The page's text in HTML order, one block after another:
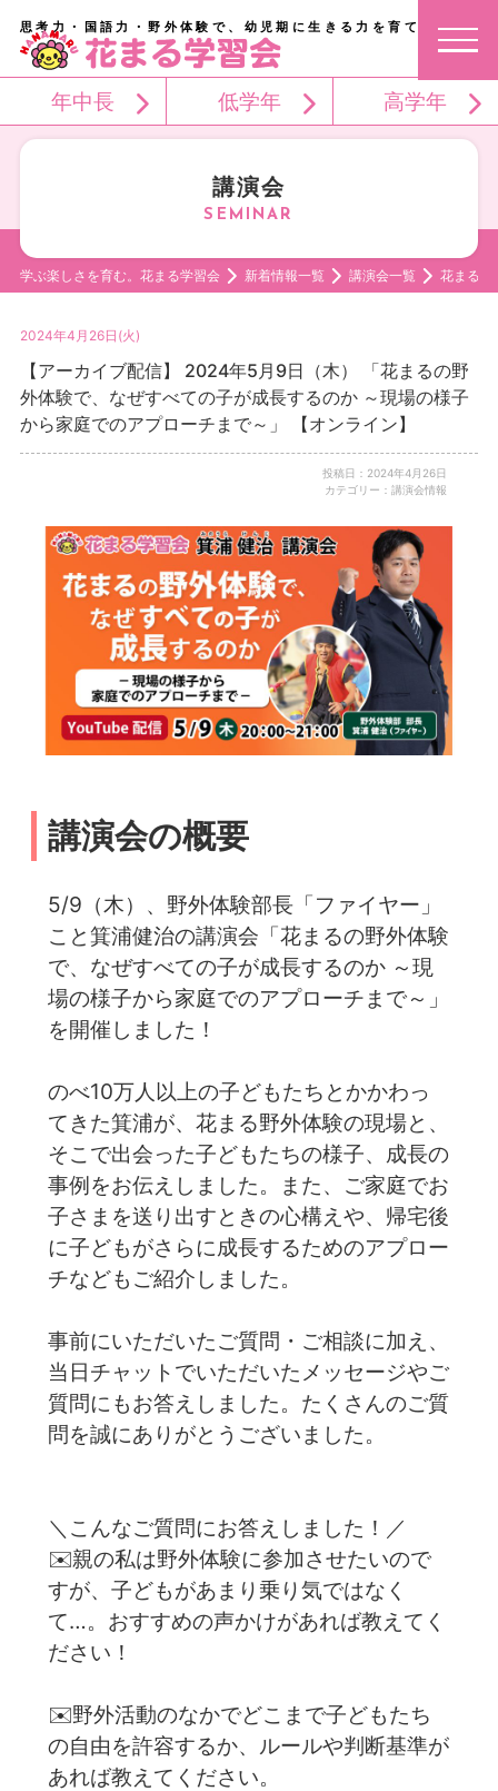
思考力・国語力・野外体験で、幼児期に生きる力を育てる。
年中長 低学年 高学年
講演会
学ぶ楽しさを育む。花まる学習会 新着情報一覧 講演会一覧 花まるの
2024年4月26日(火)
【アーカイブ配信】 2024年5月9日（木） 「花まるの野
外体験で、なぜすべての子が成長するのか ～現場の様子
から家庭でのアプローチまで～」 【オンライン】
投稿日：2024年4月26日
カテゴリー：講演会情報
講演会の概要
5/9（木）、野外体験部長「ファイヤー」
こと箕浦健治の講演会「花まるの野外体験
で、なぜすべての子が成長するのか ～現
場の様子から家庭でのアプローチまで～」
を開催しました！
のべ10万人以上の子どもたちとかかわっ
てきた箕浦が、花まる野外体験の現場と、
そこで出会った子どもたちの様子、成長の
事例をお伝えしました。また、ご家庭でお
子さまを送り出すときの心構えや、帰宅後
に子どもがさらに成長するためのアプロー
チなどもご紹介しました。
事前にいただいたご質問・ご相談に加え、
当日チャットでいただいたメッセージやご
質問にもお答えしました。たくさんのご質
問を誠にありがとうございました。
＼こんなご質問にお答えしました！／
✉️親の私は野外体験に参加させたいので
すが、子どもがあまり乗り気ではなく
て…。おすすめの声かけがあれば教えてく
ださい！
✉️野外活動のなかでどこまで子どもたち
の自由を許容するか、ルールや判断基準が
あれば教えてください。